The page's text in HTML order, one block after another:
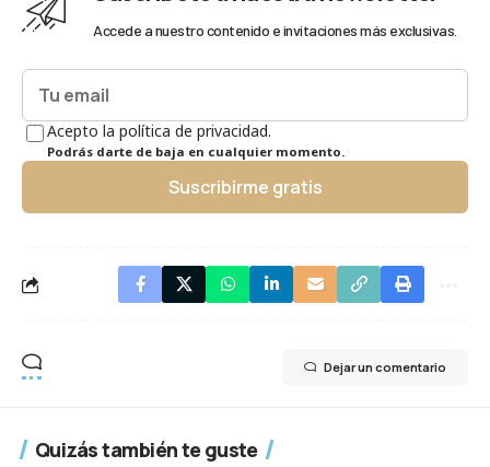
Accede a nuestro contenido e invitaciones más exclusivas.
Acepto la política de privacidad.
Podrás darte de baja en cualquier momento.
Suscribirme gratis
Dejar un comentario
Quizás también te guste